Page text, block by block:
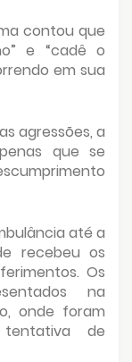
contou que
e “cadê o
em sua
agressões, a
que se
até a
recebeu os
Os
na
onde foram
de